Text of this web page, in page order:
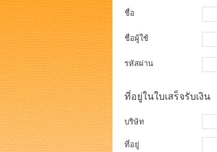
ชื่อ
ชื่อผู้ใช้
รหัสผ่าน
ที่อยู่ในใบเสร็จรับเงิน
บริษัท
ที่อยู่